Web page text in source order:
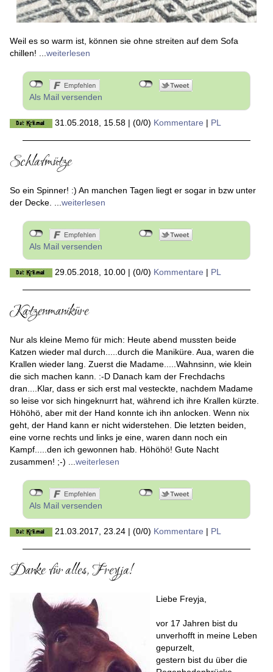
Weil es so warm ist, können sie ohne streiten auf dem Sofa
chillen! ...weiterlesen
Als Mail versenden
31.05.2018, 15.58 | (0/0) Kommentare | PL
Schlafmütze
So ein Spinner! :) An manchen Tagen liegt er sogar in bzw unter
der Decke. ...weiterlesen
Als Mail versenden
29.05.2018, 10.00 | (0/0) Kommentare | PL
Katzenmaniküre
Nur als kleine Memo für mich: Heute abend mussten beide
Katzen wieder mal durch.....durch die Maniküre. Aua, waren die
Krallen wieder lang. Zuerst die Madame.....Wahnsinn, wie klein
die sich machen kann. :-D Danach kam der Frechdachs
dran....Klar, dass er sich erst mal vesteckte, nachdem Madame
so leise vor sich hingeknurrt hat, während ich ihre Krallen kürzte.
Höhöhö, aber mit der Hand konnte ich ihn anlocken. Wenn nix
geht, der Hand kann er nicht widerstehen. Die letzten beiden,
eine vorne rechts und links je eine, waren dann noch ein
Kampf.....den ich gewonnen hab. Höhöhö! Gute Nacht
zusammen! ;-) ...weiterlesen
Als Mail versenden
21.03.2017, 23.24 | (0/0) Kommentare | PL
Danke für alles, Freyja!
Liebe Freyja,
vor 17 Jahren bist du
unverhofft in meine Leben
gepurzelt,
gestern bist du über die